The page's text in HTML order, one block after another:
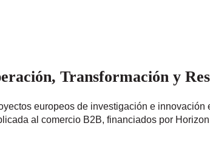
Transformación y
europeos de investigación e innovación
al comercio B2B, financiados por